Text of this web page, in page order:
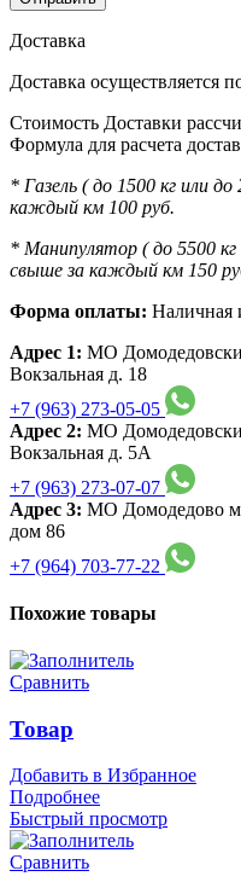
Доставка
Доставка осуществляется
Стоимость Доставки
Формула для расчета
* Газель ( до 1500 кг или
каждый км 100 руб.
* Манипулятор ( до 5500 кг
свыше за каждый км 150
Форма оплаты: Наличная
Адрес 1: МО
Вокзальная д. 18
+7 (963) 273-05-05
Адрес 2: МО
Вокзальная д. 5А
+7 (963) 273-07-07
Адрес 3: МО Домодедово
дом 86
+7 (964) 703-77-22
Похожие товары
Сравнить
Товар
Добавить в Избранное
Подробнее
Быстрый просмотр
Сравнить